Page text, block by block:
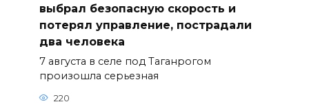
выбрал безопасную скорость и
потерял управление, пострадали
два человека
7 августа в селе под Таганрогом
произошла серьезная
220